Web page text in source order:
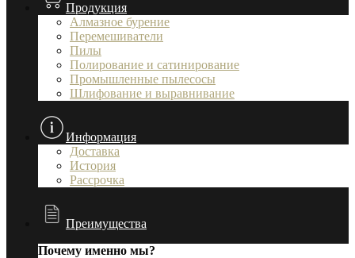
Продукция
Алмазное бурение
Перемешиватели
Пилы
Полирование и сатинирование
Промышленные пылесосы
Шлифование и выравнивание
Информация
Доставка
История
Рассрочка
Преимущества
Почему именно мы?